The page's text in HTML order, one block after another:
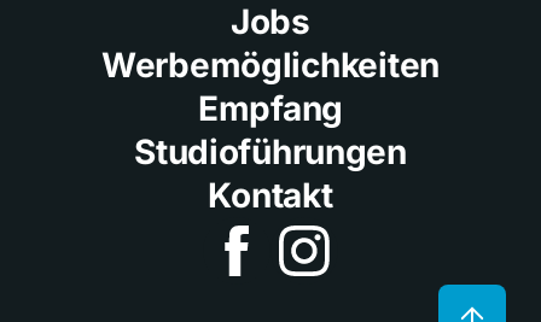
Jobs
Werbemöglichkeiten
Empfang
Studioführungen
Kontakt